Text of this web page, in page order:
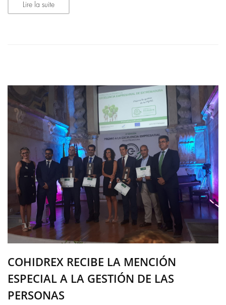
Lire la suite
COHIDREX RECIBE LA MENCIÓN
ESPECIAL A LA GESTIÓN DE LAS
PERSONAS